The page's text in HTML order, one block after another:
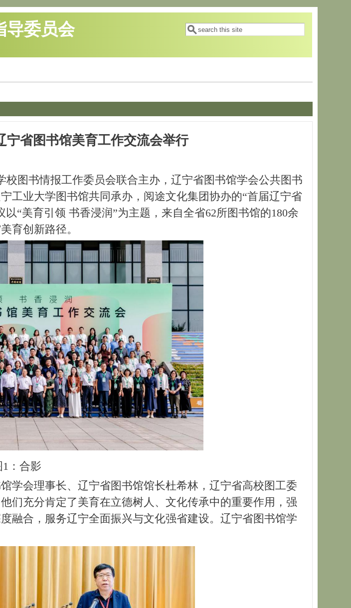
导委员会 搜索表单
搜索
省图书馆美育工作交流会举行
校图书情报工作委员会联合主办，辽宁省图书馆学会公共图书
工业大学图书馆共同承办，阅途文化集团协办的“首届辽宁省
“美育引领 书香浸润”为主题，来自全省62所图书馆的180余
育创新路径。
1：合影
学会理事长、辽宁省图书馆馆长杜希林，辽宁省高校图工委
们充分肯定了美育在立德树人、文化传承中的重要作用，强
融合，服务辽宁全面振兴与文化强省建设。辽宁省图书馆学